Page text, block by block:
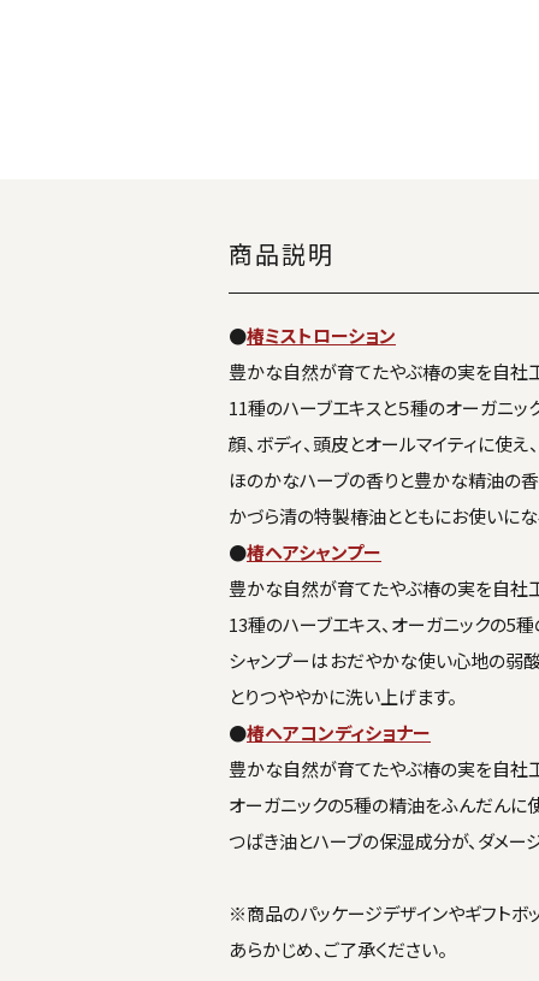
商品説明
●椿ミストローション
豊かな自然が育てたやぶ椿の実を自社
11種のハーブエキスと５種のオーガニッ
顔、ボディ、頭皮とオールマイティに使
ほのかなハーブの香りと豊かな精油の
かづら清の特製椿油とともにお使いにな
●椿ヘアシャンプー
豊かな自然が育てたやぶ椿の実を自社
13種のハーブエキス、オーガニックの5
シャンプーはおだやかな使い心地の弱酸
とりつややかに洗い上げます。
●椿ヘアコンディショナー
豊かな自然が育てたやぶ椿の実を自社
オーガニックの5種の精油をふんだんに
つばき油とハーブの保湿成分が、ダメ
※商品のパッケージデザインやギフトボ
あらかじめ、ご了承ください。